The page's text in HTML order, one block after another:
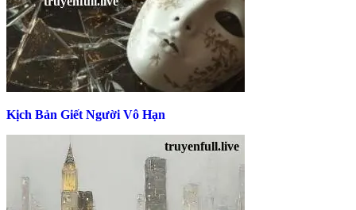
Kịch Bản Giết Người Vô Hạn